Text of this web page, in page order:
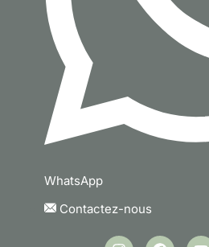
WhatsApp
Contactez-nous